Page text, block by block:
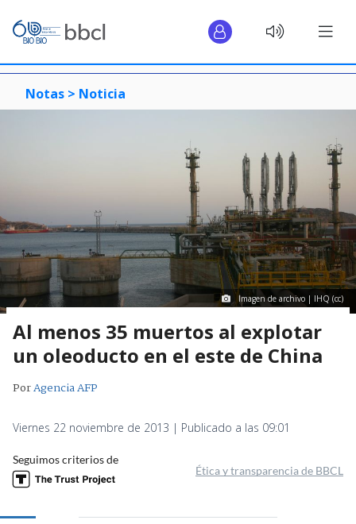
Notas > Noticia
Imagen de archivo | IHQ (cc)
Al menos 35 muertos al explotar
un oleoducto en el este de China
PorAgencia AFP
Viernes 22 noviembre de 2013 | Publicado a las 09:01
Seguimos criterios de
Ética y transparencia de BBCL